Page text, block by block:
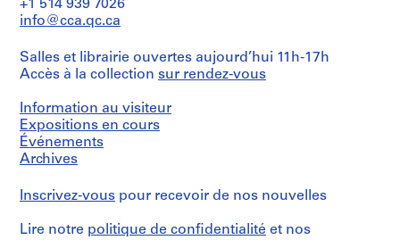
,
9
9
AP115.S3.D1
o
1
9
0
AP115.S3.D3
r
I
i
n
o
s
1
9
5
-
2
0
0
4
AP115.S4
+1 514 939 7026
info@cca.qc.ca
Salles et librairie ouvertes aujourd’hui 11h-17h
Accès à la collection sur rendez-vous
Information au visiteur
Expositions en cours
Événements
Archives
Inscrivez-vous pour recevoir de nos nouvelles
Lire notre politique de confidentialité et nos